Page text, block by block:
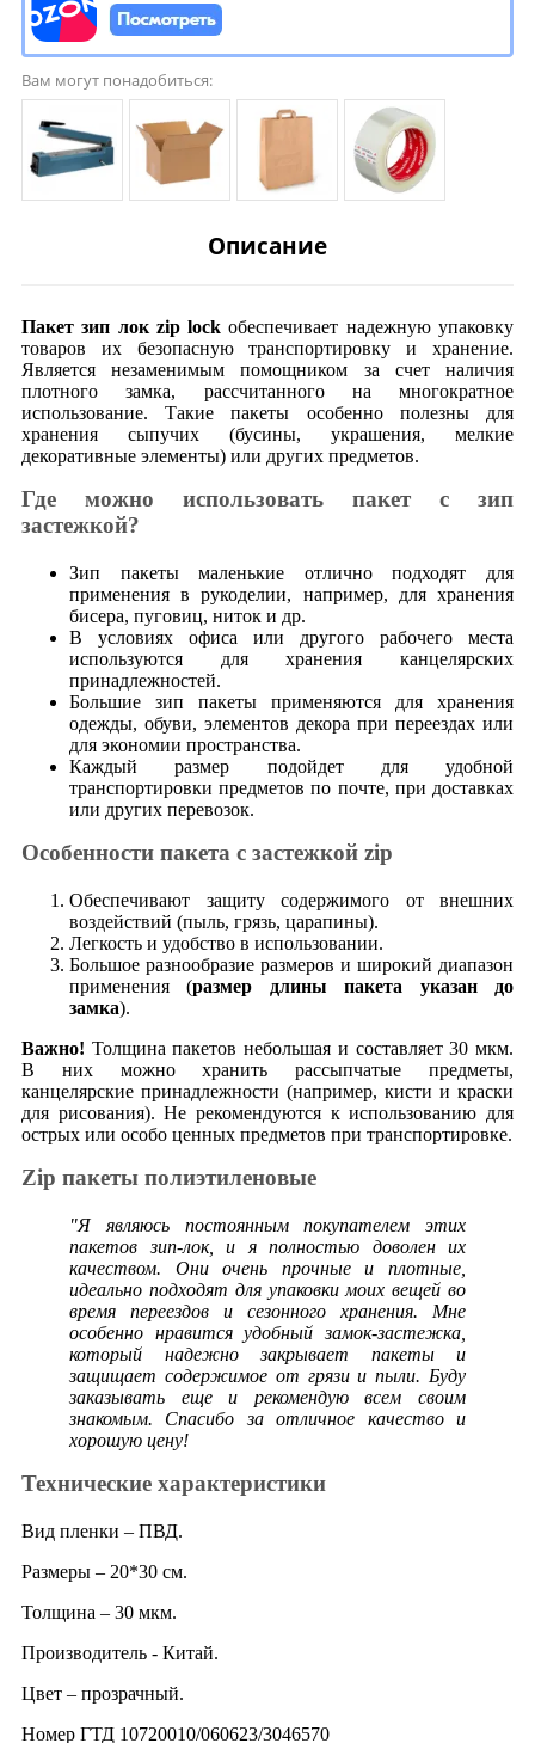
Вам могут понадобиться:
Описание
Пакет зип лок zip lock обеспечивает надежную упаковку
товаров их безопасную транспортировку и хранение.
Является незаменимым помощником за счет наличия
плотного замка, рассчитанного на многократное
использование. Такие пакеты особенно полезны для
хранения сыпучих (бусины, украшения, мелкие
декоративные элементы) или других предметов.
Где можно использовать пакет с зип
застежкой?
Зип пакеты маленькие отлично подходят для
применения в рукоделии, например, для хранения
бисера, пуговиц, ниток и др.
В условиях офиса или другого рабочего места
используются для хранения канцелярских
принадлежностей.
Большие зип пакеты применяются для хранения
одежды, обуви, элементов декора при переездах или
для экономии пространства.
Каждый размер подойдет для удобной
транспортировки предметов по почте, при доставках
или других перевозок.
Особенности пакета с застежкой zip
Обеспечивают защиту содержимого от внешних
воздействий (пыль, грязь, царапины).
Легкость и удобство в использовании.
Большое разнообразие размеров и широкий диапазон
применения (размер длины пакета указан до
замка).
Важно! Толщина пакетов небольшая и составляет 30 мкм.
В них можно хранить рассыпчатые предметы,
канцелярские принадлежности (например, кисти и краски
для рисования). Не рекомендуются к использованию для
острых или особо ценных предметов при транспортировке.
Zip пакеты полиэтиленовые
"Я являюсь постоянным покупателем этих
пакетов зип-лок, и я полностью доволен их
качеством. Они очень прочные и плотные,
идеально подходят для упаковки моих вещей во
время переездов и сезонного хранения. Мне
особенно нравится удобный замок-застежка,
который надежно закрывает пакеты и
защищает содержимое от грязи и пыли. Буду
заказывать еще и рекомендую всем своим
знакомым. Спасибо за отличное качество и
хорошую цену!
Технические характеристики
Вид пленки – ПВД.
Размеры – 20*30 см.
Толщина – 30 мкм.
Производитель - Китай.
Цвет – прозрачный.
Номер ГТД 10720010/060623/3046570